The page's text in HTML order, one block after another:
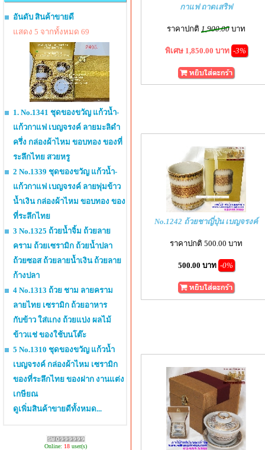
อันดับ สินค้าขายดี
แสดง 5 จากทั้งหมด 69
1. No.1341 ชุดของขวัญ แก้วน้ำ-
แก้วกาแฟ เบญจรงค์ ลายมะลิดำ
ครึ่ง กล่องผ้าไหม ขอบทอง ของที่
ระลึกไทย สวยหรู
2 No.1339 ชุดของขวัญ แก้วน้ำ-
แก้วกาแฟ เบญจรงค์ ลายพุ่มข้าว
น้ำเงิน กล่องผ้าไหม ขอบทอง ของ
ที่ระลึกไทย
3 No.1325 ถ้วยน้ำจิ้ม ถ้วยลาย
คราม ถ้วยเซรามิก ถ้วยน้ำปลา
ถ้วยซอส ถ้วยลายน้ำเงิน ถ้วยลาย
ก้างปลา
4 No.1313 ถ้วย ชาม ลายคราม
ลายไทย เซรามิก ถ้วยอาหาร
กับข้าว ใส่แกง ถ้วยแบ่ง ผลไม้
ข้าวแช่ ของใช้บนโต๊ะ
5 No.1310 ชุดของขวัญ แก้วน้ำ
เบญจรงค์ กล่องผ้าไหม เซรามิก
ของที่ระลึกไทย ของฝาก งานแต่ง
เกษียณ
ดูเพิ่มสินค้าขายดีทั้งหมด...
Online: 18 user(s)
กาแฟ ถาดเสริฟ
ราคาปกติ 1,900.00 บาท
พิเศษ 1,850.00 บาท -3%
No.1242 ถ้วยชาญี่ปุ่น เบญจรงค์
ราคาปกติ 500.00 บาท
500.00 บาท -0%